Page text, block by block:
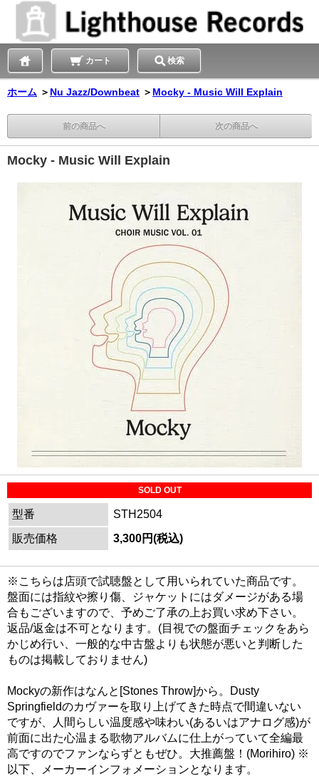
カート 検索
ホーム ＞ Nu Jazz/Downbeat ＞ Mocky - Music Will Explain
前の商品へ 次の商品へ
Mocky - Music Will Explain
SOLD OUT
型番
STH2504
販売価格
3,300円(税込)
※こちらは店頭で試聴盤として用いられていた商品です。
盤面には指紋や擦り傷、ジャケットにはダメージがある場
合もございますので、予めご了承の上お買い求め下さい。
返品/返金は不可となります。(目視での盤面チェックをあら
かじめ行い、一般的な中古盤よりも状態が悪いと判断した
ものは掲載しておりません)
Mockyの新作はなんと[Stones Throw]から。Dusty
Springfieldのカヴァーを取り上げてきた時点で間違いない
ですが、人間らしい温度感や味わい(あるいはアナログ感)が
前面に出た心温まる歌物アルバムに仕上がっていて全編最
高ですのでファンならずともぜひ。大推薦盤！(Morihiro) ※
以下、メーカーインフォメーションとなります。